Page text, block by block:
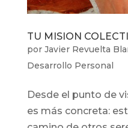
TU MISION
por Javier Revuelta
Desarrollo Personal
Desde el punto de
es más concreta: